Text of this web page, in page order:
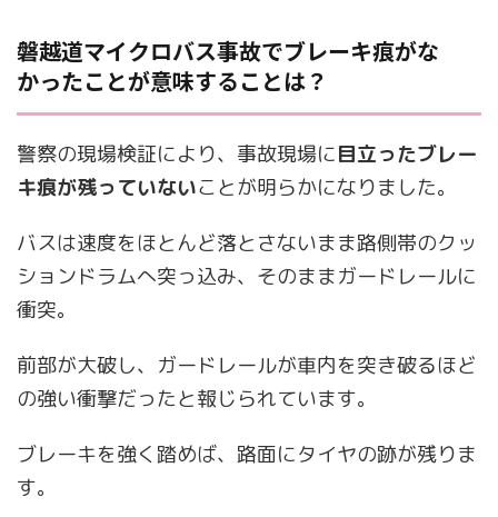
磐越道マイクロバス事故でブレーキ痕がな
かったことが意味することは？
警察の現場検証により、事故現場に目立ったブレー
キ痕が残っていないことが明らかになりました。
バスは速度をほとんど落とさないまま路側帯のクッ
ションドラムへ突っ込み、そのままガードレールに
衝突。
前部が大破し、ガードレールが車内を突き破るほど
の強い衝撃だったと報じられています。
ブレーキを強く踏めば、路面にタイヤの跡が残りま
す。